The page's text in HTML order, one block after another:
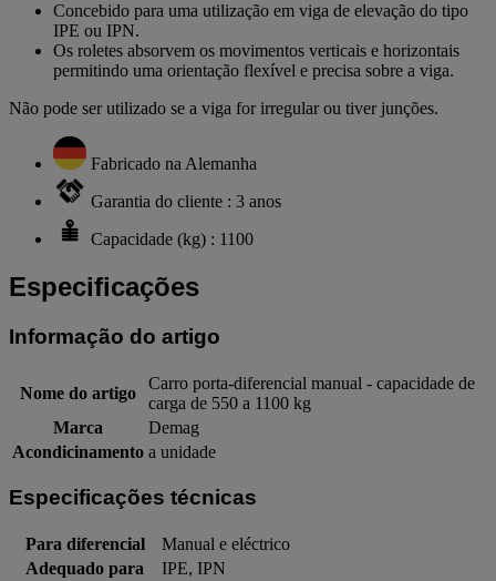
Concebido para uma utilização em viga de elevação do tipo
IPE ou IPN.
Os roletes absorvem os movimentos verticais e horizontais
permitindo uma orientação flexível e precisa sobre a viga.
Não pode ser utilizado se a viga for irregular ou tiver junções.
Fabricado na Alemanha
Garantia do cliente : 3 anos
Capacidade (kg) : 1100
Especificações
Informação do artigo
Nome do artigo
Carro porta-diferencial manual - capacidade de
carga de 550 a 1100 kg
Marca
Demag
Acondicinamento a unidade
Especificações técnicas
Para diferencial
Manual e eléctrico
Adequado para
IPE, IPN